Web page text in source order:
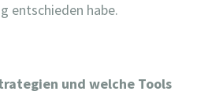
entschieden habe.
und welche Tools